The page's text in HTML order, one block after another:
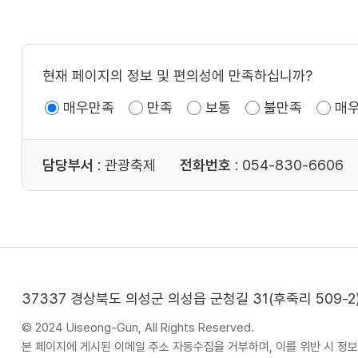
현재 페이지의 정보 및 편의성에 만족하십니까?
매우만족
만족 보통 불만족 매
담당부서 : 관광축제 전화번호 : 054-830-6606
37337 경상북도 의성군 의성읍 군청길 31(후죽리 509-
© 2024 Uiseong-Gun, All Rights Reserved.
본 페이지에 게시된 이메일 주소 자동수집을 거부하며, 이를 위반 시 정